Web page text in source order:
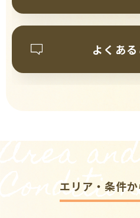
よくあ
Area
エリア・条件